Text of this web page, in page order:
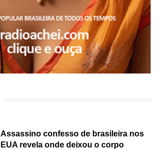
Assassino confesso de brasileira nos
EUA revela onde deixou o corpo